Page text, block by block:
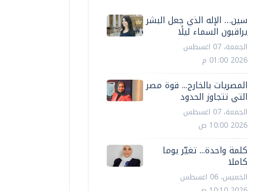
سين… الإله الذي جعل البشر
يراقبون السماء ليلًا
الجمعة، 07 اغسطس
2026 01:00 م
المصريات بالخارج... قوة مصر
التي تتجاوز الحدود
الجمعة، 07 اغسطس
2026 10:00 ص
كلمة واحدة... تغيّر يوما
كاملا
الخميس، 06 اغسطس